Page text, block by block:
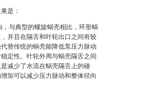
是：
与典型的螺旋蜗壳相比，环形蜗
并且在隔舌和叶轮出口之间有较
替传统的蜗壳能降低泵压力脉动
定性。叶轮外周与蜗壳隔舌之间
减少了水流在蜗壳隔舌上的碰
加可以减少压力脉动和整体径向